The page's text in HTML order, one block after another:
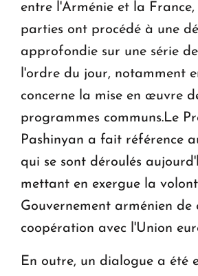
entre l'Arménie et la France,
parties ont procédé à une
approfondie sur une série
l'ordre du jour, notamment
concerne la mise en œuvre
programmes communs.Le
Pashinyan a fait référence
qui se sont déroulés
mettant en exergue la
Gouvernement arménien de
coopération avec l'Union
En outre, un dialogue a été